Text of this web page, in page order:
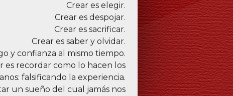
Crear es elegir.
Crear es despojar.
Crear es sacrificar.
Crear es saber y olvidar.
y confianza al mismo tiempo.
es recordar como lo hacen los
falsificando la experiencia.
un sueño del cual jamás nos